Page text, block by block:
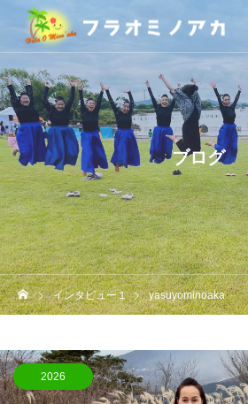
ブログ
インタビュー１ yasuyominoaka
2026